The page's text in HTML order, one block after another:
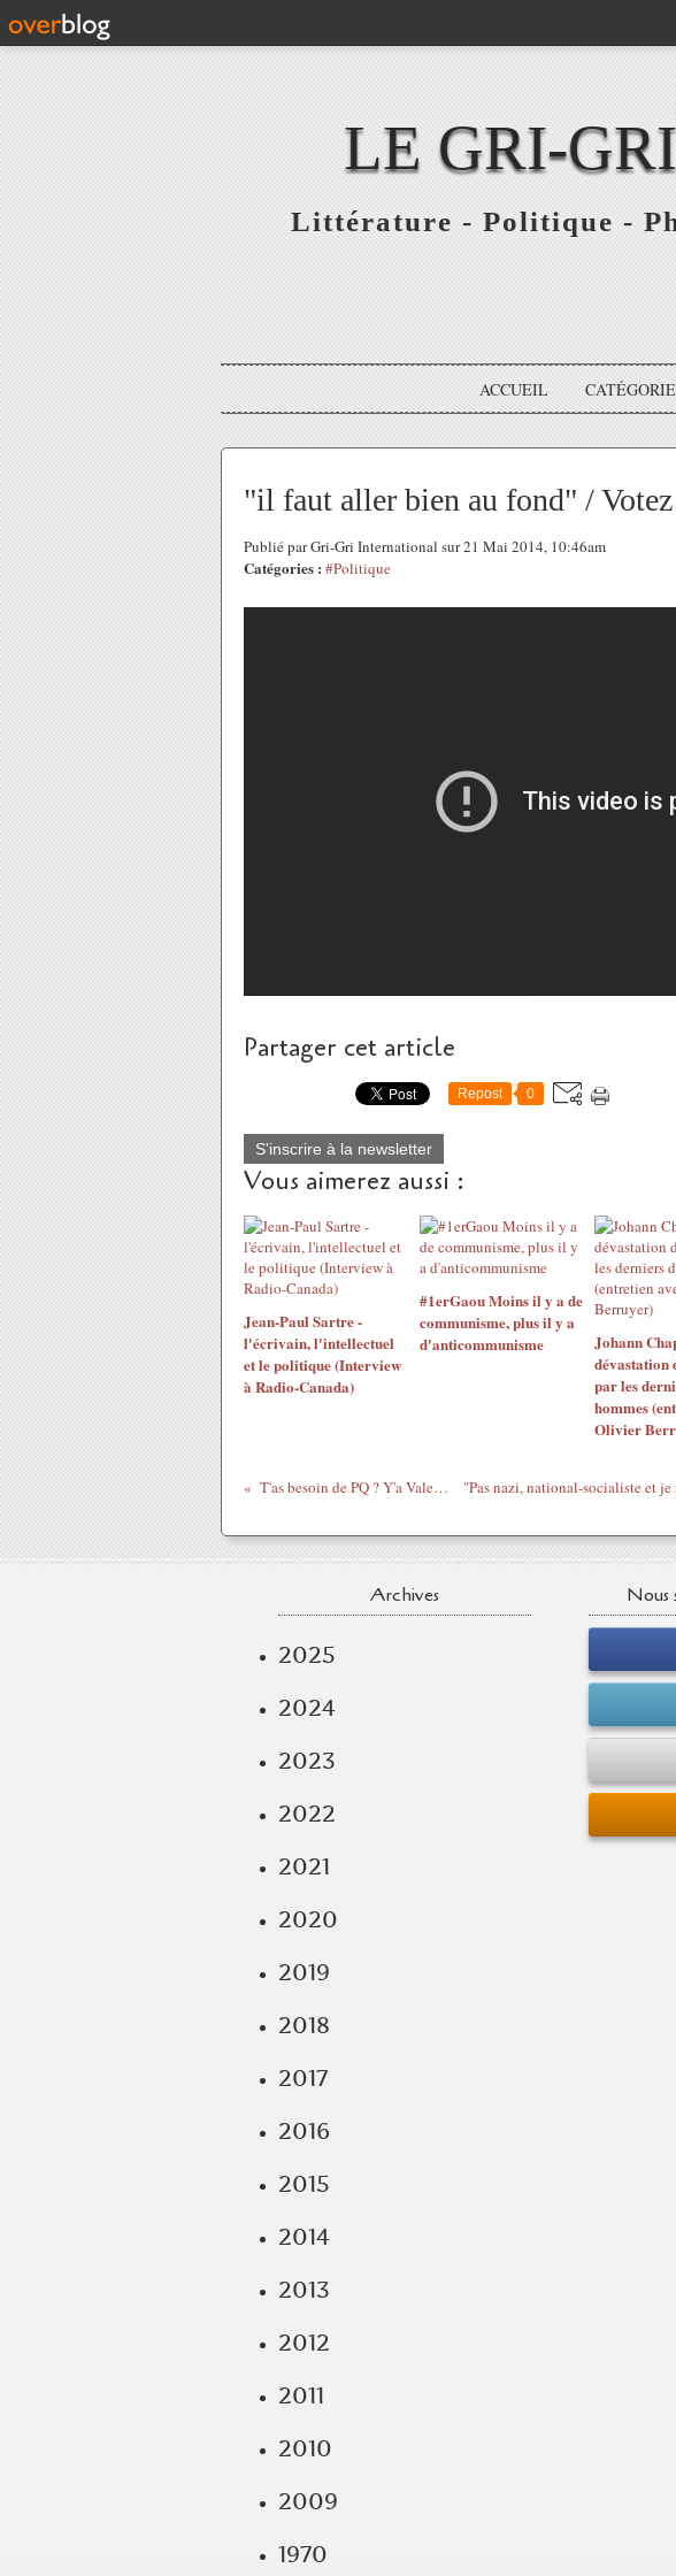
LE GRI-
Littérature - Politique -
ACCUEIL
"il faut aller bien au fond" /
Publié par Gri-Gri International sur 21 Mai 2014, 10:46am
Catégories : #Politique
Partager cet article
Repost 0
S'inscrire à la newsletter
Vous aimerez aussi :
Jean-Paul Sartre -
l'écrivain, l'intellectuel
et le politique (Interview
à Radio-Canada)
#1erGaou Moins il y a de
communisme, plus il y a
d'anticommunisme
Johann
dévastation
par les
hommes
Olivier
T'as besoin de PQ ? Y'a Valeurs actuelles...
Archives
2025
2024
2023
2022
2021
2020
2019
2018
2017
2016
2015
2014
2013
2012
2011
2010
2009
1970
Nous